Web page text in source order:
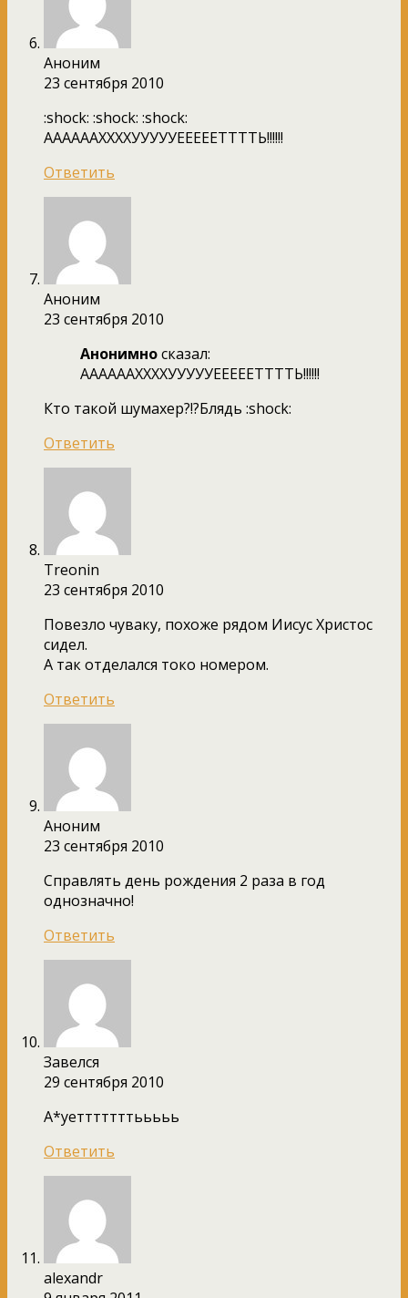
Аноним
23 сентября 2010
:shock: :shock: :shock:
ААААААХХХХУУУУУЕЕЕЕЕТТТТЬ!!!!!!
Ответить
Аноним
23 сентября 2010
Анонимносказал:
ААААААХХХХУУУУУЕЕЕЕЕТТТТЬ!!!!!!
Кто такой шумахер?!?Блядь :shock:
Ответить
Тreonin
23 сентября 2010
Повезло чуваку, похоже рядом Иисус Христос
сидел.
А так отделался токо номером.
Ответить
Аноним
23 сентября 2010
Справлять день рождения 2 раза в год
однозначно!
Ответить
Завелся
29 сентября 2010
А*уетттттттььььь
Ответить
alexandr